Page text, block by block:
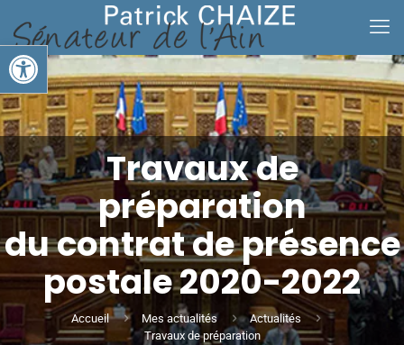
Ouvrir la barre d’outils
Travaux de
préparation
du contrat de présence
postale 2020-2022
Accueil Mes actualités
Actualités
Travaux de préparation